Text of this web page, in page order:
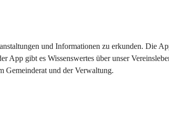
und Informationen zu erkunden. Die
gibt es Wissenswertes über unser
Gemeinderat und der Verwaltung.